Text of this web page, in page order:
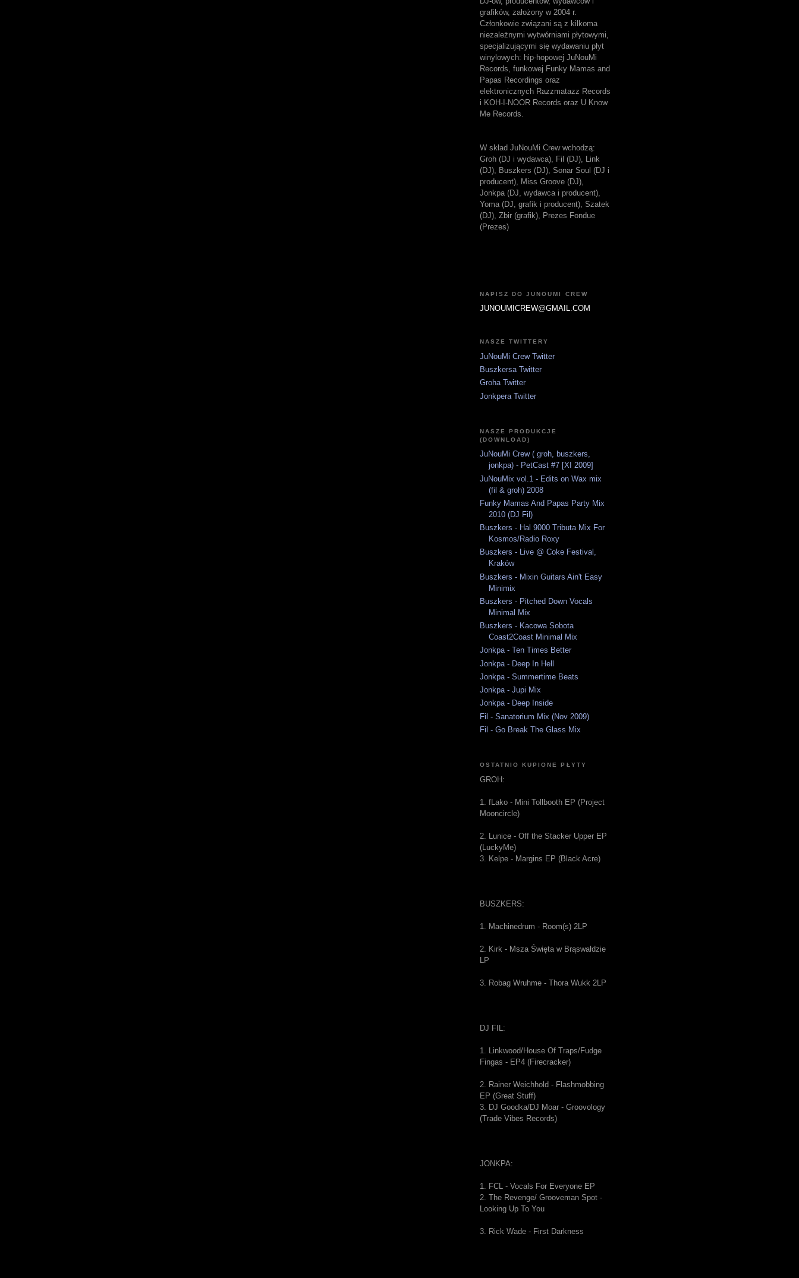
grafików, założony w 2004 r.
Członkowie związani są z kilkoma
niezależnymi wytwórniami płytowymi,
specjalizującymi się wydawaniu płyt
winylowych: hip-hopowej JuNouMi
Records, funkowej Funky Mamas and
Papas Recordings oraz
elektronicznych Razzmatazz Records
i KOH-I-NOOR Records oraz U Know
Me Records.
W skład JuNouMi Crew wchodzą:
Groh (DJ i wydawca), Fil (DJ), Link
(DJ), Buszkers (DJ), Sonar Soul (DJ i
producent), Miss Groove (DJ),
Jonkpa (DJ, wydawca i producent),
Yoma (DJ, grafik i producent), Szatek
(DJ), Zbir (grafik), Prezes Fondue
(Prezes)
NAPISZ DO JUNOUMI CREW
JUNOUMICREW@GMAIL.COM
NASZE TWITTERY
JuNouMi Crew Twitter
Buszkersa Twitter
Groha Twitter
Jonkpera Twitter
NASZE PRODUKCJE
(DOWNLOAD)
JuNouMi Crew ( groh, buszkers,
jonkpa) - PetCast #7 [XI 2009]
JuNouMix vol.1 - Edits on Wax mix
(fil & groh) 2008
Funky Mamas And Papas Party Mix
2010 (DJ Fil)
Buszkers - Hal 9000 Tributa Mix For
Kosmos/Radio Roxy
Buszkers - Live @ Coke Festival,
Kraków
Buszkers - Mixin Guitars Ain't Easy
Minimix
Buszkers - Pitched Down Vocals
Minimal Mix
Buszkers - Kacowa Sobota
Coast2Coast Minimal Mix
Jonkpa - Ten Times Better
Jonkpa - Deep In Hell
Jonkpa - Summertime Beats
Jonkpa - Jupi Mix
Jonkpa - Deep Inside
Fil - Sanatorium Mix (Nov 2009)
Fil - Go Break The Glass Mix
OSTATNIO KUPIONE PŁYTY
GROH:
1. fLako - Mini Tollbooth EP (Project
Mooncircle)
2. Lunice - Off the Stacker Upper EP
(LuckyMe)
3. Kelpe - Margins EP (Black Acre)
BUSZKERS:
1. Machinedrum - Room(s) 2LP
2. Kirk - Msza Święta w Brąswałdzie
LP
3. Robag Wruhme - Thora Wukk 2LP
DJ FIL:
1. Linkwood/House Of Traps/Fudge
Fingas - EP4 (Firecracker)
2. Rainer Weichhold - Flashmobbing
EP (Great Stuff)
3. DJ Goodka/DJ Moar - Groovology
(Trade Vibes Records)
JONKPA:
1. FCL - Vocals For Everyone EP
2. The Revenge/ Grooveman Spot -
Looking Up To You
3. Rick Wade - First Darkness